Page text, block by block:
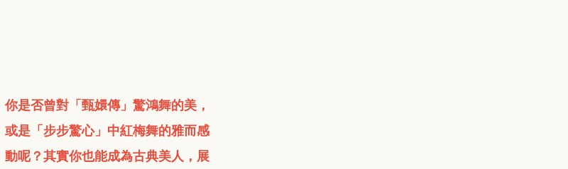
你是否曾對「甄嬛傳」驚鴻舞的美，
或是「步步驚心」中紅梅舞的雅而感
動呢？ 其實你也能成為古典美人，展